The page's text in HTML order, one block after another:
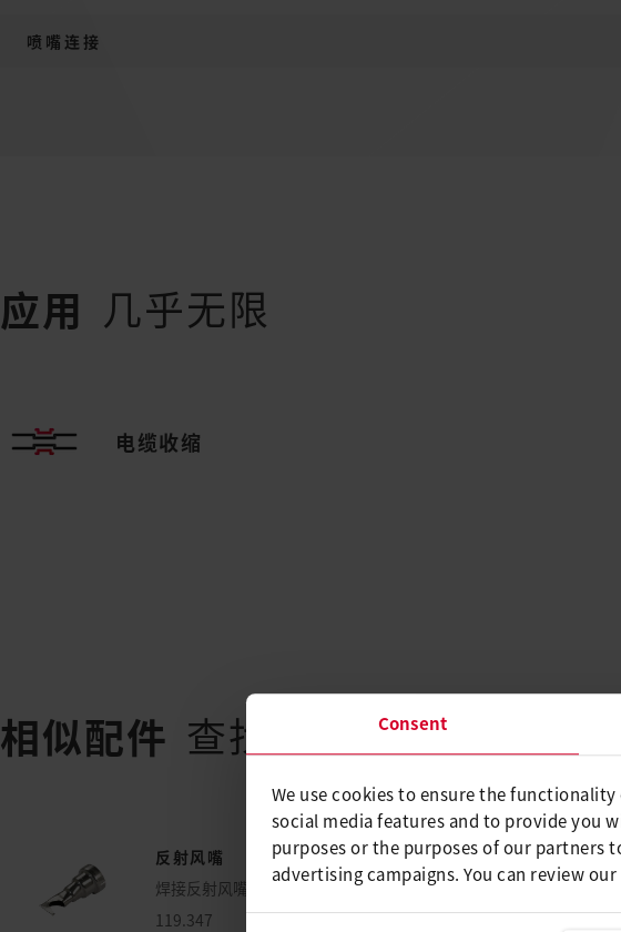
Consent
We use cookies to ensure the
social media features and to provide you
purposes or the purposes of our partners
advertising campaigns. You can review our
喷嘴连接
应用 几乎无限
电缆收缩
相似配件 查找替代产品
反射风嘴
焊接反射风嘴（ø 35.5）13 x 5 x 10 mm
119.347